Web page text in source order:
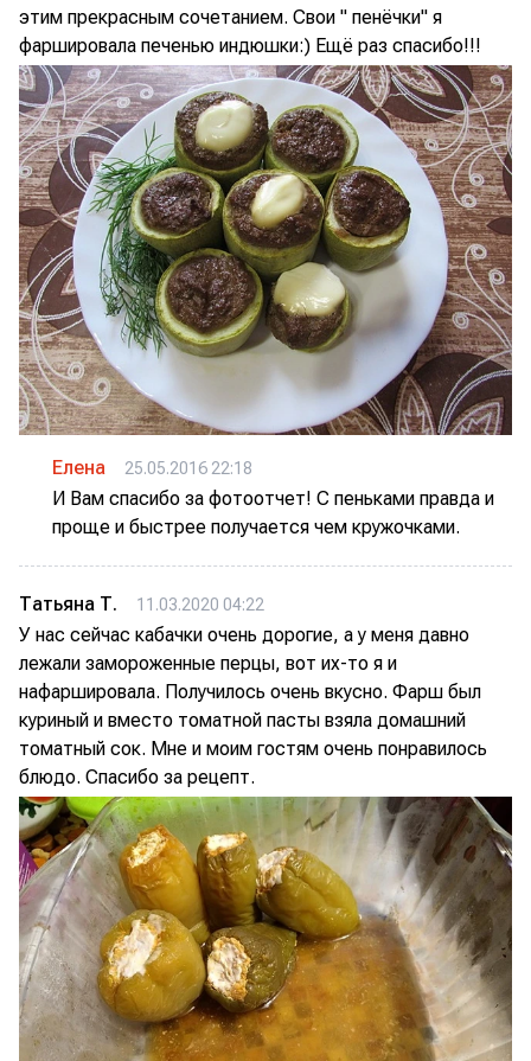
этим прекрасным сочетанием. Свои " пенёчки" я
фаршировала печенью индюшки:) Ещё раз спасибо!!!
Елена 25.05.2016 22:18
И Вам спасибо за фотоотчет! С пеньками правда и
проще и быстрее получается чем кружочками.
Татьяна Т. 11.03.2020 04:22
У нас сейчас кабачки очень дорогие, а у меня давно
лежали замороженные перцы, вот их-то я и
нафаршировала. Получилось очень вкусно. Фарш был
куриный и вместо томатной пасты взяла домашний
томатный сок. Мне и моим гостям очень понравилось
блюдо. Спасибо за рецепт.